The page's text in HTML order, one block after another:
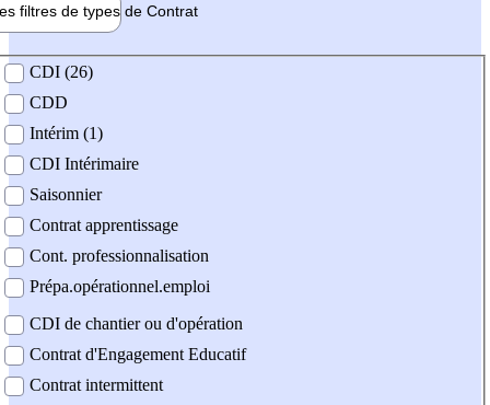
filtres de types de Contrat
contrat
CDI (26)
CDD
Intérim (1)
CDI Intérimaire
Saisonnier
Contrat apprentissage
Cont. professionnalisation
Prépa.opérationnel.emploi
CDI de chantier ou d'opération
Contrat d'Engagement Educatif
Contrat intermittent